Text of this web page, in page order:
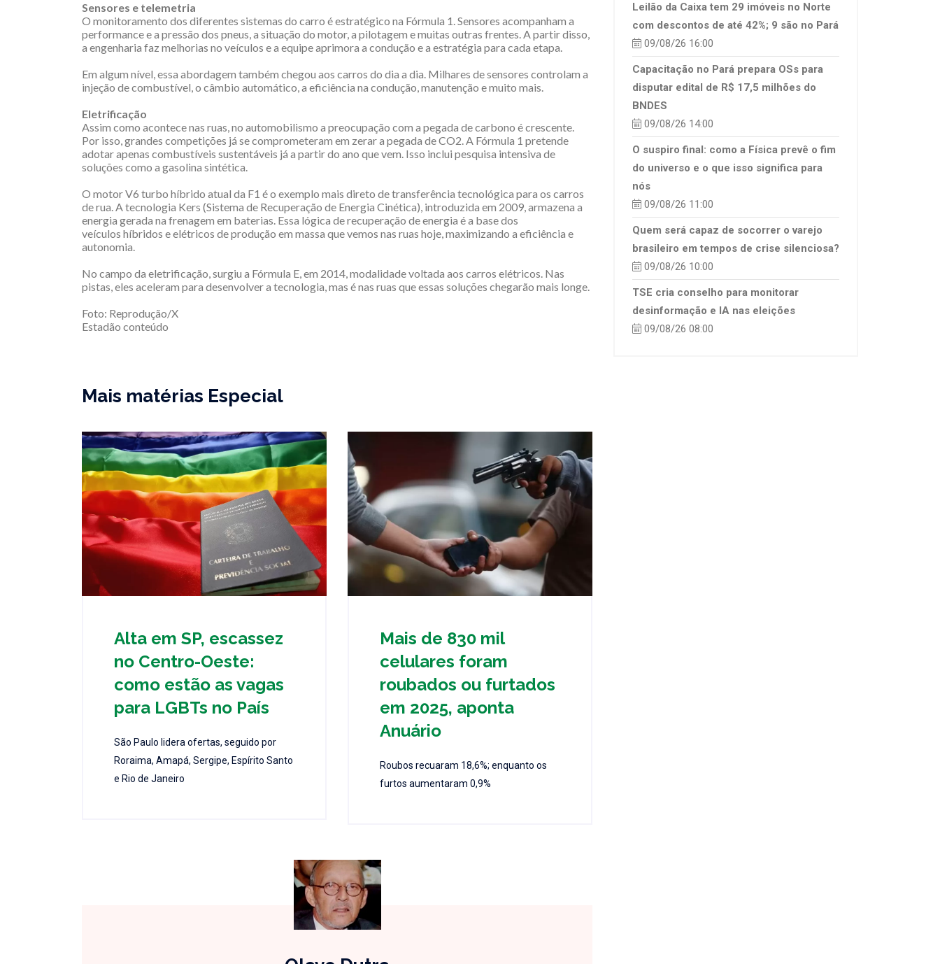
Sensores e telemetria
O monitoramento dos diferentes sistemas do carro é estratégico na Fórmula 1. Sensores acompanham a
performance e a pressão dos pneus, a situação do motor, a pilotagem e muitas outras frentes. A partir disso,
a engenharia faz melhorias no veículos e a equipe aprimora a condução e a estratégia para cada etapa.
Em algum nível, essa abordagem também chegou aos carros do dia a dia. Milhares de sensores controlam a
injeção de combustível, o câmbio automático, a eficiência na condução, manutenção e muito mais.
Eletrificação
Assim como acontece nas ruas, no automobilismo a preocupação com a pegada de carbono é crescente.
Por isso, grandes competições já se comprometeram em zerar a pegada de CO2. A Fórmula 1 pretende
adotar apenas combustíveis sustentáveis já a partir do ano que vem. Isso inclui pesquisa intensiva de
soluções como a gasolina sintética.
O motor V6 turbo híbrido atual da F1 é o exemplo mais direto de transferência tecnológica para os carros
de rua. A tecnologia Kers (Sistema de Recuperação de Energia Cinética), introduzida em 2009, armazena a
energia gerada na frenagem em baterias. Essa lógica de recuperação de energia é a base dos
veículos híbridos e elétricos de produção em massa que vemos nas ruas hoje, maximizando a eficiência e
autonomia.
No campo da eletrificação, surgiu a Fórmula E, em 2014, modalidade voltada aos carros elétricos. Nas
pistas, eles aceleram para desenvolver a tecnologia, mas é nas ruas que essas soluções chegarão mais longe.
Foto: Reprodução/X
Estadão conteúdo
Mais matérias Especial
Alta em SP, escassez
no Centro-Oeste:
como estão as vagas
para LGBTs no País
São Paulo lidera ofertas, seguido por
Roraima, Amapá, Sergipe, Espírito Santo
e Rio de Janeiro
Mais de 830 mil
celulares foram
roubados ou furtados
em 2025, aponta
Anuário
Roubos recuaram 18,6%; enquanto os
furtos aumentaram 0,9%
Leilão da Caixa tem 29 imóveis no Norte
com descontos de até 42%; 9 são no Pará
09/08/26 16:00
Capacitação no Pará prepara OSs para
disputar edital de R$ 17,5 milhões do
BNDES
09/08/26 14:00
O suspiro final: como a Física prevê o fim
do universo e o que isso significa para
nós
09/08/26 11:00
Quem será capaz de socorrer o varejo
brasileiro em tempos de crise silenciosa?
09/08/26 10:00
TSE cria conselho para monitorar
desinformação e IA nas eleições
09/08/26 08:00